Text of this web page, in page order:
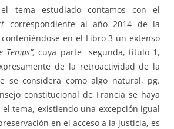
tema estudiado contamos con el
correspondiente al año 2014 de la
conteniéndose en el Libro 3 un extenso
Temps”, cuya parte segunda, título 1,
de la retroactividad de la
se considera como algo natural, pg.
constitucional de Francia se haya
tema, existiendo una excepción igual
en el acceso a la justicia, es